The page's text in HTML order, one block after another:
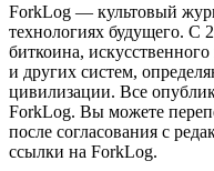
ForkLog — культовый
технологиях будущего. С
биткоина,
и других систем,
цивилизации. Все
ForkLog. Вы можете
после согласования с
ссылки на ForkLog.